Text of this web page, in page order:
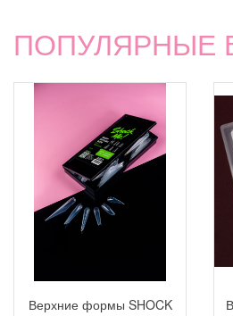
ПОПУЛЯРНЫЕ
Верхние формы SHOCK